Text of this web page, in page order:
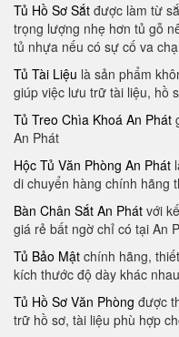
Tủ Hồ Sơ Sắt được làm từ
trọng lượng nhẹ hơn tủ gỗ
tủ nhựa nếu có sự cố va
Tủ Tài Liệu là sản phẩm
giúp việc lưu trữ tài liệu, hồ
Tủ Treo Chìa Khoá An Phát
An Phát
Hộc Tủ Văn Phòng An Phát
di chuyển hàng chính hãng
Bàn Chân Sắt An Phát với
giá rẻ bất ngờ chỉ có tại An
Tủ Bảo Mật chính hãng,
kích thước độ dày khác nhau
Tủ Hồ Sơ Văn Phòng được
trữ hồ sơ, tài liệu phù hợp